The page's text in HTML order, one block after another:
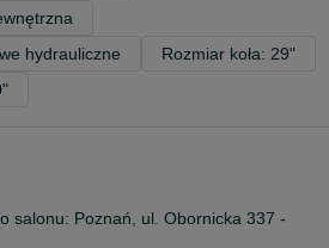
hydrauliczne
Rozmiar koła: 29"
salonu: Poznań, ul. Obornicka 337 -